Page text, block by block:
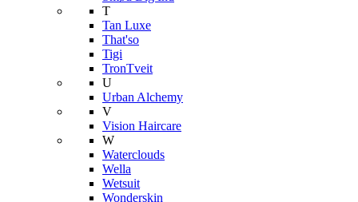
T
Tan Luxe
That'so
Tigi
TronTveit
U
Urban Alchemy
V
Vision Haircare
W
Waterclouds
Wella
Wetsuit
Wonderskin